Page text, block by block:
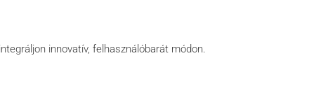
innovatív, felhasználóbarát módon.